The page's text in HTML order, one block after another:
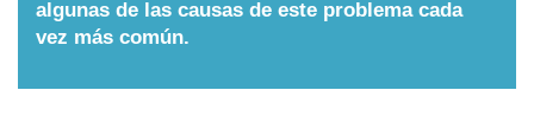
Nombres
algunas de las causas de este problema cada
vez más común.